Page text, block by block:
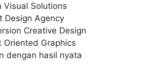
Visual Solutions
Design Agency
Creative Design
Oriented Graphics
dengan hasil nyata